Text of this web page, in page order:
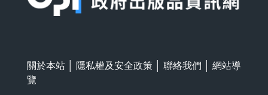
關於本站 隱私權及安全政策 聯絡我們
網站導
覽